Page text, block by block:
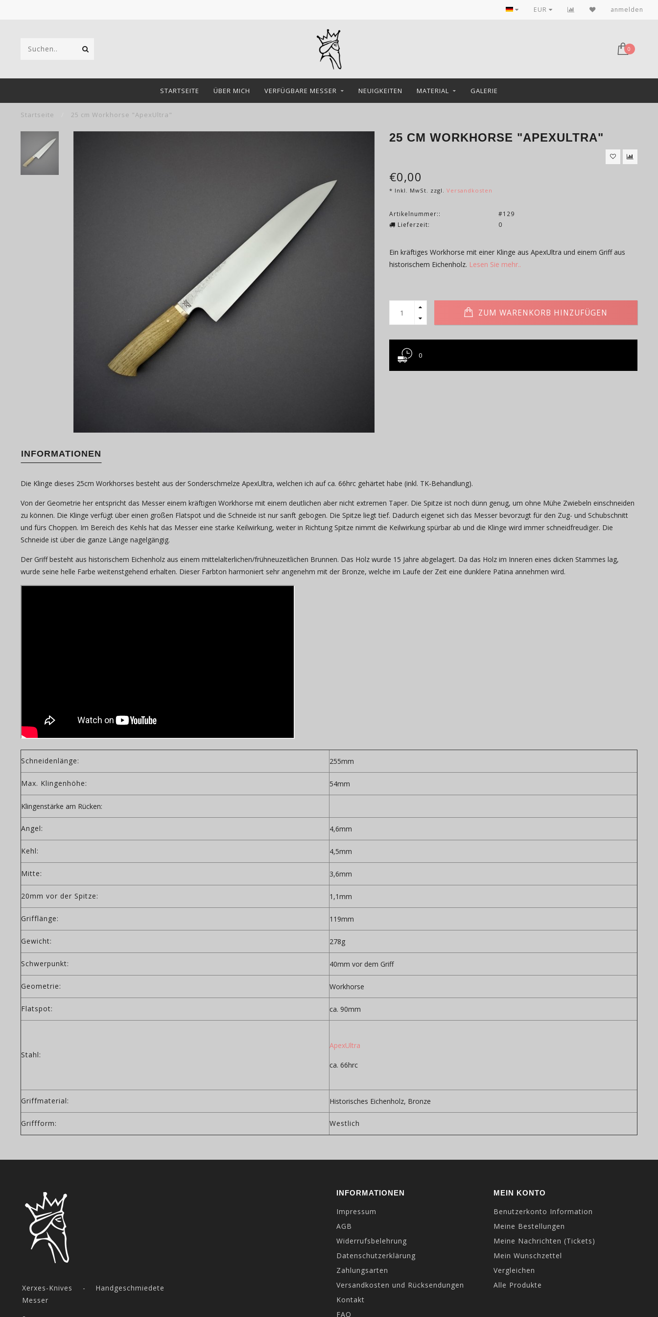
EUR anmelden
0
STARTSEITE ÜBER MICH VERFÜGBARE MESSER NEUIGKEITEN MATERIAL GALERIE
Startseite 25 cm Workhorse "ApexUltra"
25 CM WORKHORSE "APEXULTRA"
€0,00
* Inkl. MwSt. zzgl. Versandkosten
Artikelnummer::
#129
Lieferzeit:
0
Ein kräftiges Workhorse mit einer Klinge aus ApexUltra und einem Griff aus
historischem Eichenholz. Lesen Sie mehr..
ZUM WARENKORB HINZUFÜGEN
0
INFORMATIONEN
Die Klinge dieses 25cm Workhorses besteht aus der Sonderschmelze ApexUltra, welchen ich auf ca. 66hrc gehärtet habe (inkl. TK-Behandlung).
Von der Geometrie her entspricht das Messer einem kräftigen Workhorse mit einem deutlichen aber nicht extremen Taper. Die Spitze ist noch dünn genug, um ohne Mühe Zwiebeln einschneiden
zu können. Die Klinge verfügt über einen großen Flatspot und die Schneide ist nur sanft gebogen. Die Spitze liegt tief. Dadurch eigenet sich das Messer bevorzugt für den Zug- und Schubschnitt
und fürs Choppen. Im Bereich des Kehls hat das Messer eine starke Keilwirkung, weiter in Richtung Spitze nimmt die Keilwirkung spürbar ab und die Klinge wird immer schneidfreudiger. Die
Schneide ist über die ganze Länge nagelgängig.
Der Griff besteht aus historischem Eichenholz aus einem mittelalterlichen/frühneuzeitlichen Brunnen. Das Holz wurde 15 Jahre abgelagert. Da das Holz im Inneren eines dicken Stammes lag,
wurde seine helle Farbe weitenstgehend erhalten. Dieser Farbton harmoniert sehr angenehm mit der Bronze, welche im Laufe der Zeit eine dunklere Patina annehmen wird.
Schneidenlänge: 255mm
Max. Klingenhöhe: 54mm
Klingenstärke am Rücken:
Angel: 4,6mm
Kehl: 4,5mm
Mitte: 3,6mm
20mm vor der Spitze: 1,1mm
Grifflänge: 119mm
Gewicht: 278g
Schwerpunkt: 40mm vor dem Griff
Geometrie: Workhorse
Flatspot: ca. 90mm
Stahl:
ApexUltra
ca. 66hrc
Griffmaterial: Historisches Eichenholz, Bronze
Griffform: Westlich
Xerxes-Knives - Handgeschmiedete
Messer
INFORMATIONEN
Impressum
AGB
Widerrufsbelehrung
Datenschutzerklärung
Zahlungsarten
Versandkosten und Rücksendungen
Kontakt
FAQ
MEIN KONTO
Benutzerkonto Information
Meine Bestellungen
Meine Nachrichten (Tickets)
Mein Wunschzettel
Vergleichen
Alle Produkte